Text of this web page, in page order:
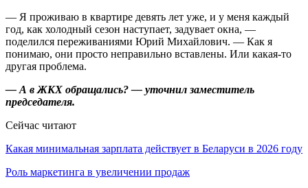
— Я проживаю в квартире девять лет уже, и у меня каждый
год, как холодный сезон наступает, задувает окна, —
поделился переживаниями Юрий Михайлович. — Как я
понимаю, они просто неправильно вставлены. Или какая-то
другая проблема.
— А в ЖКХ обращались? — уточнил заместитель
председателя.
Сейчас читают
Какая минимальная зарплата действует в Беларуси в 2026 году
Роль маркетинга в увеличении продаж